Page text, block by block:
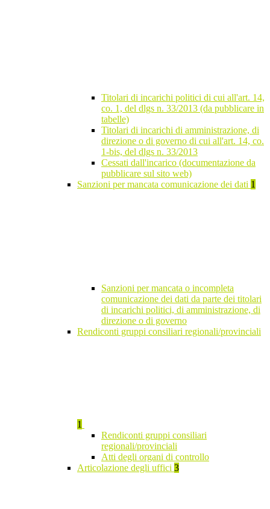
Titolari di incarichi politici di cui all'art. 14,
co. 1, del dlgs n. 33/2013 (da pubblicare in
tabelle)
Titolari di incarichi di amministrazione, di
direzione o di governo di cui all'art. 14, co.
1-bis, del dlgs n. 33/2013
Cessati dall'incarico (documentazione da
pubblicare sul sito web)
Sanzioni per mancata comunicazione dei dati 1
Sanzioni per mancata o incompleta
comunicazione dei dati da parte dei titolari
di incarichi politici, di amministrazione, di
direzione o di governo
Rendiconti gruppi consiliari regionali/provinciali
1
Rendiconti gruppi consiliari
regionali/provinciali
Atti degli organi di controllo
Articolazione degli uffici 3